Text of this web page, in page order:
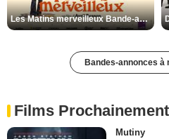
Les Matins merveilleux Bande-annonce VF
Bandes-annonces à
Films
Mutiny